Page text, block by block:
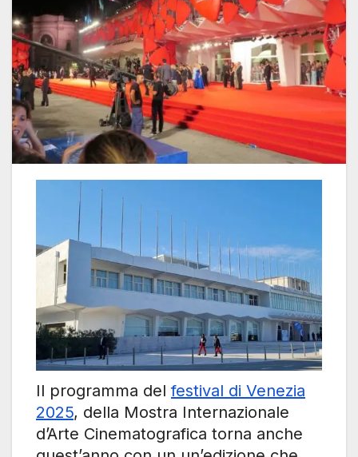
Il programma delfestival di Venezia
2025, della Mostra Internazionale
d’Arte Cinematografica torna anche